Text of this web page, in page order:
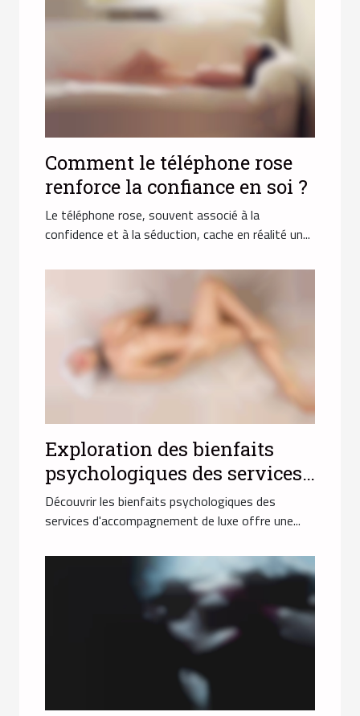
Comment le téléphone rose
renforce la confiance en soi ?
Le téléphone rose, souvent associé à la
confidence et à la séduction, cache en réalité un...
Exploration des bienfaits
psychologiques des services
d'accompagnement de luxe
Découvrir les bienfaits psychologiques des
services d'accompagnement de luxe offre une...